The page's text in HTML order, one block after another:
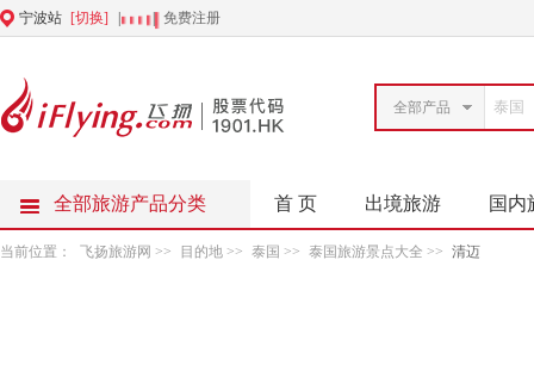
宁波站 [切换] | 免费注册
全部产品
全部旅游产品分类 首 页 出境旅游 国内
当前位置： 飞扬旅游网 >> 目的地 >> 泰国 >> 泰国旅游景点大全 >> 清迈